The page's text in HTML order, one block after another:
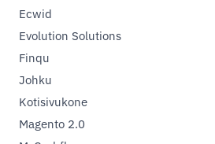
Ecwid
Evolution Solutions
Finqu
Johku
Kotisivukone
Magento 2.0